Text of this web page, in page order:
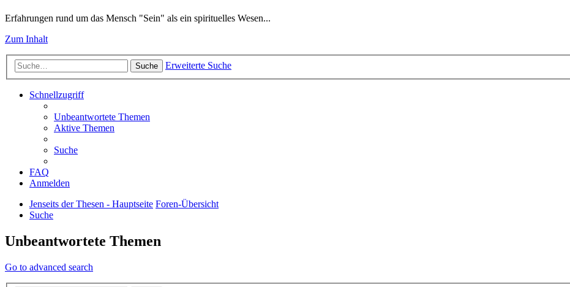
Erfahrungen rund um das Mensch "Sein" als ein spirituelles Wesen...
Zum Inhalt
Suche Erweiterte Suche
Schnellzugriff
Unbeantwortete Themen
Aktive Themen
Suche
FAQ
Anmelden
Jenseits der Thesen - Hauptseite Foren-Übersicht
Suche
Unbeantwortete Themen
Go to advanced search